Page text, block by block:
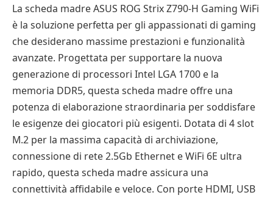
La scheda madre ASUS ROG Strix Z790-H Gaming WiFi
è la soluzione perfetta per gli appassionati di gaming
che desiderano massime prestazioni e funzionalità
avanzate. Progettata per supportare la nuova
generazione di processori Intel LGA 1700 e la
memoria DDR5, questa scheda madre offre una
potenza di elaborazione straordinaria per soddisfare
le esigenze dei giocatori più esigenti. Dotata di 4 slot
M.2 per la massima capacità di archiviazione,
connessione di rete 2.5Gb Ethernet e WiFi 6E ultra
rapido, questa scheda madre assicura una
connettività affidabile e veloce. Con porte HDMI, USB